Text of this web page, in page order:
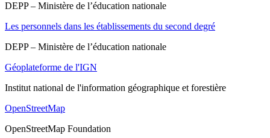
DEPP – Ministère de l’éducation nationale
Les personnels dans les établissements du second degré
DEPP – Ministère de l’éducation nationale
Géoplateforme de l'IGN
Institut national de l'information géographique et forestière
OpenStreetMap
OpenStreetMap Foundation